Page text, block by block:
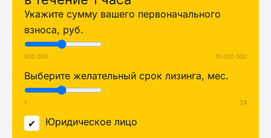
Укажите сумму вашего первоначального
взноса, руб.
500 000 10 000 000
Выберите желательный срок лизинга, мес.
1 24
Юридическое лицо